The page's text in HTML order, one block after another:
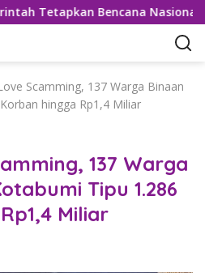
Bencana Nasional
Scamming, 137 Warga Binaan
hingga Rp1,4 Miliar
137 Warga
Tipu 1.286
Miliar